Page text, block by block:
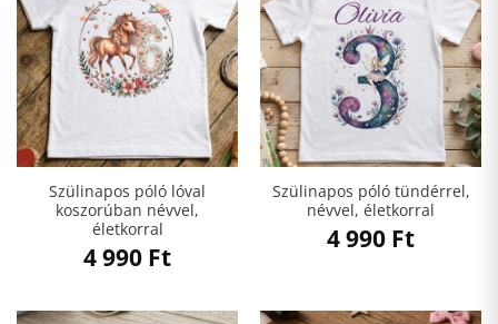
Szülinapos póló lóval
koszorúban névvel,
életkorral
4 990 Ft
Szülinapos póló tündérrel,
névvel, életkorral
4 990 Ft